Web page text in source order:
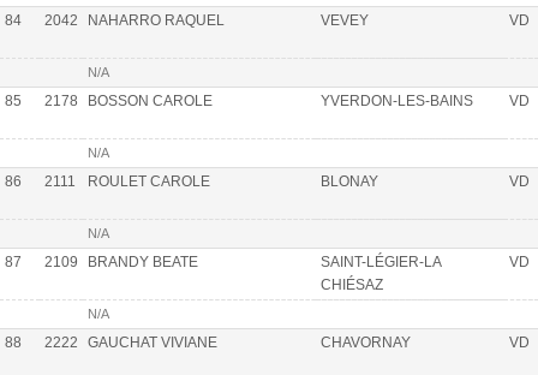
84 2042 NAHARRO RAQUEL VEVEY VD
N/A
85 2178 BOSSON CAROLE YVERDON-LES-BAINS VD
N/A
86 2111 ROULET CAROLE BLONAY VD
N/A
87 2109 BRANDY BEATE
SAINT-LÉGIER-LA
CHIÉSAZ
VD
N/A
88 2222 GAUCHAT VIVIANE CHAVORNAY VD